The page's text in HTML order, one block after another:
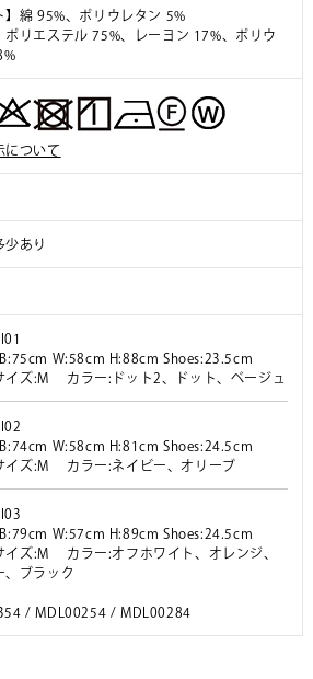
】綿 95%、ポリウレタン 5%
ポリエステル 75%、レーヨン 17%、ポリウ
について
少あり
W:58cm H:88cm Shoes:23.5cm
イズ:M カラー:ドット2、ドット、ベージュ
W:58cm H:81cm Shoes:24.5cm
イズ:M カラー:ネイビー、オリーブ
W:57cm H:89cm Shoes:24.5cm
イズ:M カラー:オフホワイト、オレンジ、
、ブラック
/ MDL00254 / MDL00284